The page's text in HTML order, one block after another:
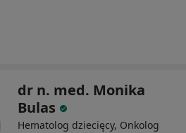
dr n. med. Monika
Bulas
Hematolog dziecięcy, Onkolog